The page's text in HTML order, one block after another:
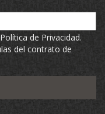
Política de Privacidad.
del contrato de